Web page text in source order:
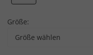
Größe:
Größe wählen